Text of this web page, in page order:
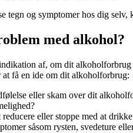
tegn og symptomer hos dig
med alkohol?
af, om dit
få en ide om dit alkoholforbrug:
eller skam over dit
eller stoppe med at
såsom rysten, svedeture